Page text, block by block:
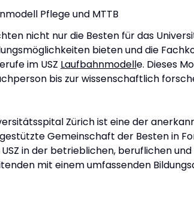
Pflege und MTTB
nicht nur die Besten für das
bieten und die
im USZ Laufbahnmodelle. Dieses
bis zur wissenschaftlich
Zürich ist eine der
Gemeinschaft der Besten in
in der betrieblichen, beruflichen
mit einem umfassenden